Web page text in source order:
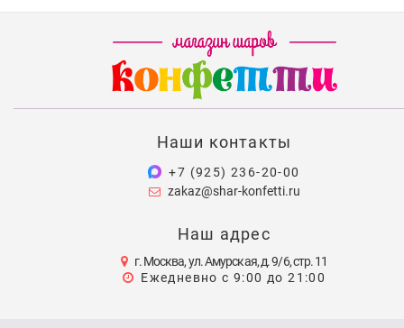
Наши контакты
+7 (925) 236-20-00
zakaz@shar-konfetti.ru
Наш адрес
г. Москва, ул. Амурская, д. 9/6, стр. 11
Ежедневно с 9:00 до 21:00